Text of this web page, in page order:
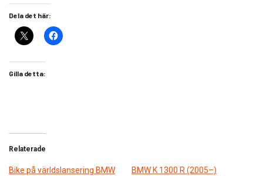
Dela det här:
Gilla detta:
Relaterade
Bike på världslansering BMW
BMW K 1300 R (2005–)